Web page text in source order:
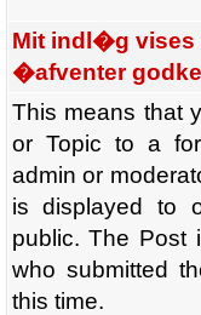
Mit indl�g
�afventer
This means that
or Topic to a
admin or
is displayed to
public. The Post
who submitted
this time.